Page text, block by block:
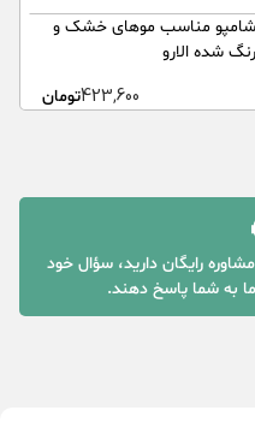
شامپو مناسب موهای خشک و
رنگ شده الارو
423,600تومان
رایگان دارید، سؤال خود
به شما پاسخ دهند.